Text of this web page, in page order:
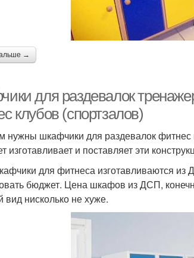
→
для раздевалок
клубов (спортзалов)
нужны шкафчики для раздевалок
изготавливает и поставляет эти
для фитнеса изготавливаются из
бюджет. Цена шкафов из ДСП,
вид нисколько не хуже.